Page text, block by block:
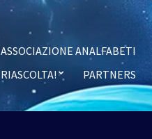
ASSOCIAZIONE ANALFABETI
RIASCOLTA!
PARTNERS